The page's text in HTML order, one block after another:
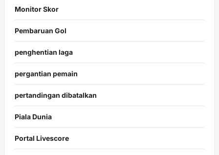
Monitor Skor
Pembaruan Gol
penghentian laga
pergantian pemain
pertandingan dibatalkan
Piala Dunia
Portal Livescore